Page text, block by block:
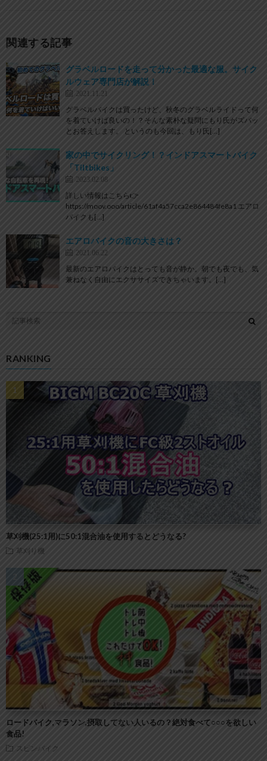
関連する記事
グラベルロードを走って分かった最適な服。サイク
ルウェア専門店が解説！
2021.11.21
グラベルバイクは買ったけど、秋冬のグラベルライドって何
を着ていけば良いの！？そんな素朴な疑問にもり氏がズバッ
とお答えします。 というのも今回は、もり氏[…]
家の中でサイクリング！？インドアスマートバイク
「Tiltbikes」
2023.02.08
詳しい情報はこちら👉
https://moov.ooo/article/61af4a57cca2e864484fe8a1 エアロ
バイクも[…]
エアロバイクの音の大きさは？
2021.06.22
最新のエアロバイクはとっても音が静か。朝でも夜でも、気
兼ねなく自由にエクササイズできちゃいます。[…]
RANKING
草刈機(25:1用)に50:1混合油を使用するとどうなる?
草刈り機
ロードバイク,マラソン,摂取してない人いるの？絶対食べて○○○を欲しい
食品!
スピンバイク